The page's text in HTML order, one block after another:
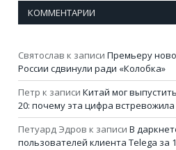
КОММЕНТАРИИ
Святослав к записи Премьеру
России сдвинули ради «Колобка»
Петр к записи Китай мог
20: почему эта цифра
Петуард Эдров к записи В
пользователей клиента Telega за